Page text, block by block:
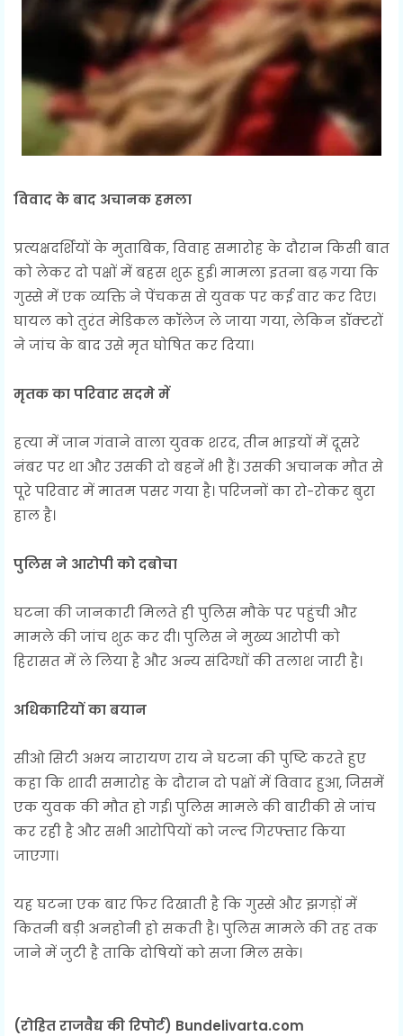
विवाद के बाद अचानक हमला
प्रत्यक्षदर्शियों के मुताबिक, विवाह समारोह के दौरान किसी बात
को लेकर दो पक्षों में बहस शुरू हुई। मामला इतना बढ़ गया कि
गुस्से में एक व्यक्ति ने पेंचकस से युवक पर कई वार कर दिए।
घायल को तुरंत मेडिकल कॉलेज ले जाया गया, लेकिन डॉक्टरों
ने जांच के बाद उसे मृत घोषित कर दिया।
मृतक का परिवार सदमे में
हत्या में जान गंवाने वाला युवक शरद, तीन भाइयों में दूसरे
नंबर पर था और उसकी दो बहनें भी हैं। उसकी अचानक मौत से
पूरे परिवार में मातम पसर गया है। परिजनों का रो-रोकर बुरा
हाल है।
पुलिस ने आरोपी को दबोचा
घटना की जानकारी मिलते ही पुलिस मौके पर पहुंची और
मामले की जांच शुरू कर दी। पुलिस ने मुख्य आरोपी को
हिरासत में ले लिया है और अन्य संदिग्धों की तलाश जारी है।
अधिकारियों का बयान
सीओ सिटी अभय नारायण राय ने घटना की पुष्टि करते हुए
कहा कि शादी समारोह के दौरान दो पक्षों में विवाद हुआ, जिसमें
एक युवक की मौत हो गई। पुलिस मामले की बारीकी से जांच
कर रही है और सभी आरोपियों को जल्द गिरफ्तार किया
जाएगा।
यह घटना एक बार फिर दिखाती है कि गुस्से और झगड़ों में
कितनी बड़ी अनहोनी हो सकती है। पुलिस मामले की तह तक
जाने में जुटी है ताकि दोषियों को सजा मिल सके।
(रोहित राजवैद्य की रिपोर्ट) Bundelivarta.com